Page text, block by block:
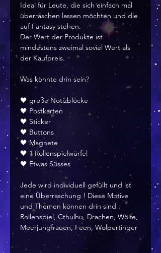
Ideal für Leute, die sich einfach mal
überraschen lassen möchten und die
auf Fantasy stehen.
Der Wert der Produkte ist
mindestens zweimal soviel Wert als
der Kaufpreis.
Was könnte drin sein?
🖤 große Notizblöcke
🖤 Postkarten
🖤 Sticker
🖤 Buttons
🖤 Magnete
🖤 1 Rollenspielwürfel
🖤 Etwas Süsses
Jede wird individuell gefüllt und ist
eine Überraschung ! Diese Motive
und Themen können drin sind :
Rollenspiel, Cthulhu, Drachen, Wölfe,
Meerjungfrauen, Feen, Wolpertinger